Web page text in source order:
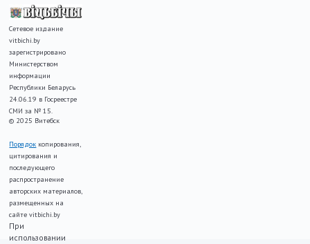
Сетевое издание
vitbichi.by
зарегистрировано
Министерством
информации
Республики Беларусь
24.06.19 в Госреестре
СМИ за № 15.
© 2025 Витебск
Порядок копирования,
цитирования и
последующего
распространение
авторских материалов,
размещенных на
сайте vitbichi.by
При
использовании